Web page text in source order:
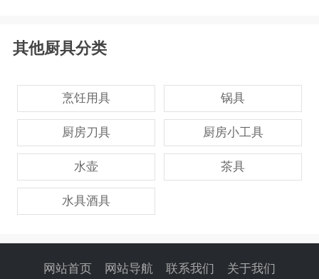
其他厨具分类
烹饪用具 锅具
厨房刀具 厨房小工具
水壶 茶具
水具酒具
网站首页 网站导航 联系我们 关于我们